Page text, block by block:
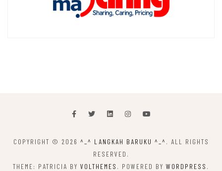
COPYRIGHT © 2026 ^_^ LANGKAH BARUKU ^_^ . ALL RIGHTS
RESERVED.
THEME: PATRICIA BY VOLTHEMES . POWERED BY WORDPRESS .